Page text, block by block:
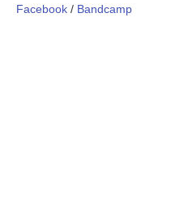
Facebook / Bandcamp